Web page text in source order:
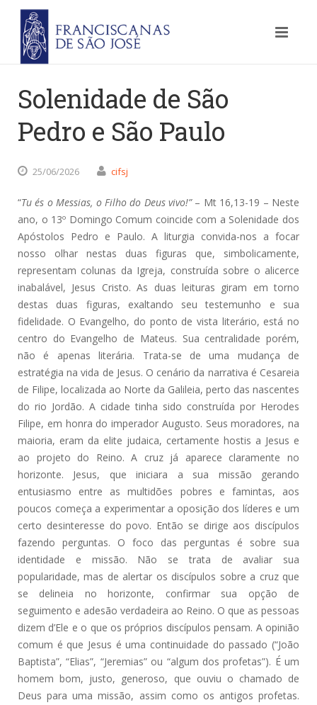
Solenidade de São
Pedro e São Paulo
25/06/2026 cifsj
“Tu és o Messias, o Filho do Deus vivo!” – Mt 16,13-19 – Neste
ano, o 13º Domingo Comum coincide com a Solenidade dos
Apóstolos Pedro e Paulo. A liturgia convida-nos a focar
nosso olhar nestas duas figuras que, simbolicamente,
representam colunas da Igreja, construída sobre o alicerce
inabalável, Jesus Cristo. As duas leituras giram em torno
destas duas figuras, exaltando seu testemunho e sua
fidelidade. O Evangelho, do ponto de vista literário, está no
centro do Evangelho de Mateus. Sua centralidade porém,
não é apenas literária. Trata-se de uma mudança de
estratégia na vida de Jesus. O cenário da narrativa é Cesareia
de Filipe, localizada ao Norte da Galileia, perto das nascentes
do rio Jordão. A cidade tinha sido construída por Herodes
Filipe, em honra do imperador Augusto. Seus moradores, na
maioria, eram da elite judaica, certamente hostis a Jesus e
ao projeto do Reino. A cruz já aparece claramente no
horizonte. Jesus, que iniciara a sua missão gerando
entusiasmo entre as multidões pobres e famintas, aos
poucos começa a experimentar a oposição dos líderes e um
certo desinteresse do povo. Então se dirige aos discípulos
fazendo perguntas. O foco das perguntas é sobre sua
identidade e missão. Não se trata de avaliar sua
popularidade, mas de alertar os discípulos sobre a cruz que
se delineia no horizonte, confirmar sua opção de
seguimento e adesão verdadeira ao Reino. O que as pessoas
dizem d’Ele e o que os próprios discípulos pensam. A opinião
comum é que Jesus é uma continuidade do passado (“João
Baptista”, “Elias”, “Jeremias” ou “algum dos profetas”). É um
homem bom, justo, generoso, que ouviu o chamado de
Deus para uma missão, assim como os antigos profetas.